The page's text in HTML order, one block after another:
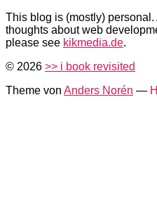
This blog is (mostly)
thoughts about web
please see kikmedia.de.
© 2026 >> i book revisited
Theme von Anders Norén —